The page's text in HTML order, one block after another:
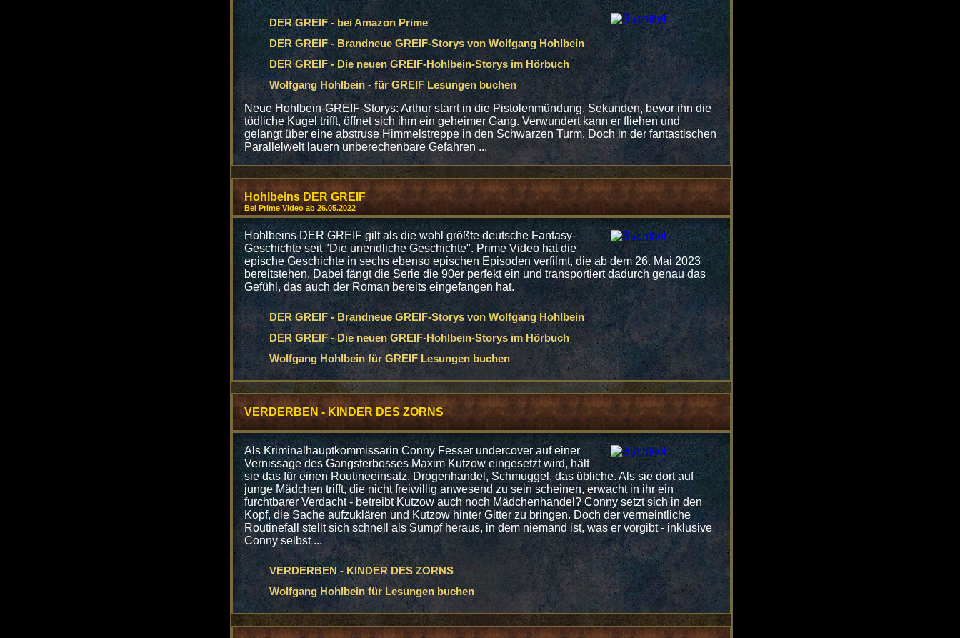
DER GREIF - bei Amazon Prime
DER GREIF - Brandneue GREIF-Storys von Wolfgang Hohlbein
DER GREIF - Die neuen GREIF-Hohlbein-Storys im Hörbuch
Wolfgang Hohlbein - für GREIF Lesungen buchen
Neue Hohlbein-GREIF-Storys: Arthur starrt in die Pistolenmündung. Sekunden, bevor ihn die
tödliche Kugel trifft, öffnet sich ihm ein geheimer Gang. Verwundert kann er fliehen und
gelangt über eine abstruse Himmelstreppe in den Schwarzen Turm. Doch in der fantastischen
Parallelwelt lauern unberechenbare Gefahren ...
Hohlbeins DER GREIF
Bei Prime Video ab 26.05.2022
Hohlbeins DER GREIF gilt als die wohl größte deutsche Fantasy-
Geschichte seit "Die unendliche Geschichte". Prime Video hat die
epische Geschichte in sechs ebenso epischen Episoden verfilmt, die ab dem 26. Mai 2023
bereitstehen. Dabei fängt die Serie die 90er perfekt ein und transportiert dadurch genau das
Gefühl, das auch der Roman bereits eingefangen hat.
DER GREIF - Brandneue GREIF-Storys von Wolfgang Hohlbein
DER GREIF - Die neuen GREIF-Hohlbein-Storys im Hörbuch
Wolfgang Hohlbein für GREIF Lesungen buchen
VERDERBEN - KINDER DES ZORNS
Als Kriminalhauptkommissarin Conny Fesser undercover auf einer
Vernissage des Gangsterbosses Maxim Kutzow eingesetzt wird, hält
sie das für einen Routineeinsatz. Drogenhandel, Schmuggel, das übliche. Als sie dort auf
junge Mädchen trifft, die nicht freiwillig anwesend zu sein scheinen, erwacht in ihr ein
furchtbarer Verdacht - betreibt Kutzow auch noch Mädchenhandel? Conny setzt sich in den
Kopf, die Sache aufzuklären und Kutzow hinter Gitter zu bringen. Doch der vermeintliche
Routinefall stellt sich schnell als Sumpf heraus, in dem niemand ist, was er vorgibt - inklusive
Conny selbst ...
VERDERBEN - KINDER DES ZORNS
Wolfgang Hohlbein für Lesungen buchen